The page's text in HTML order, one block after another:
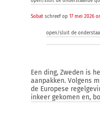
Sobat schreef op 17 mei 2026
open/sluit de
Een ding, Zweden is
aanpakken. Volgens
de Europese
inkeer gekomen en,